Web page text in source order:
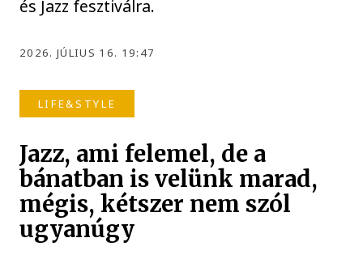
és Jazz fesztiválra.
2026. JÚLIUS 16. 19:47
LIFE&STYLE
Jazz, ami felemel, de a
bánatban is velünk marad,
mégis, kétszer nem szól
ugyanúgy